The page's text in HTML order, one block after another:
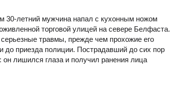
30-летний мужчина напал с кухонным ножом
торговой улицей на севере Белфаста.
травмы, прежде чем прохожие его
до приезда полиции. Пострадавший до сих пор
он лишился глаза и получил ранения лица